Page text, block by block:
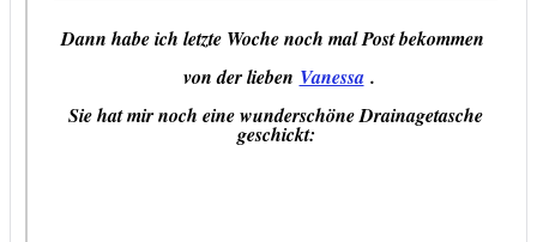
Dann habe ich letzte Woche noch mal Post bekommen
von der lieben Vanessa.
Sie hat mir noch eine wunderschöne Drainagetasche
geschickt: